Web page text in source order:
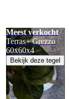
Meest verkocht
Terras+ Grezzo
60x60x4
Bekijk deze tegel